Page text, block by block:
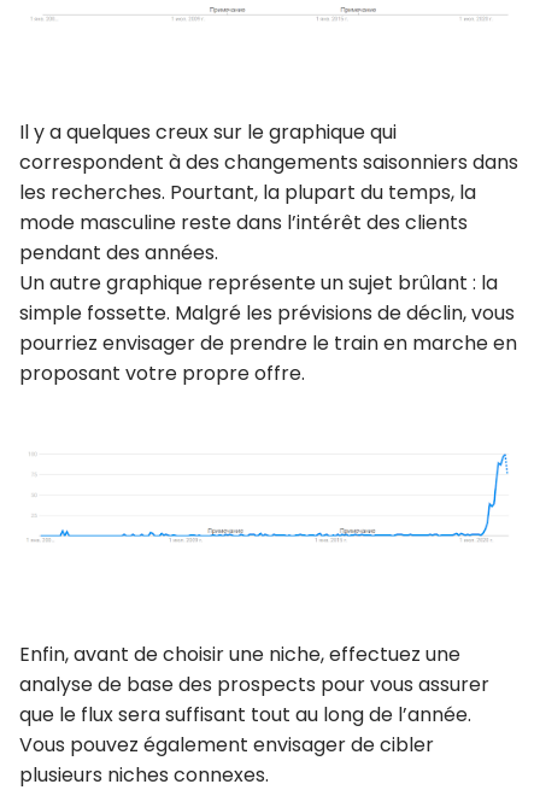
Il y a quelques creux sur le graphique qui
correspondent à des changements saisonniers dans
les recherches. Pourtant, la plupart du temps, la
mode masculine reste dans l’intérêt des clients
pendant des années.
Un autre graphique représente un sujet brûlant : la
simple fossette. Malgré les prévisions de déclin, vous
pourriez envisager de prendre le train en marche en
proposant votre propre offre.
Enfin, avant de choisir une niche, effectuez une
analyse de base des prospects pour vous assurer
que le flux sera suffisant tout au long de l’année.
Vous pouvez également envisager de cibler
plusieurs niches connexes.